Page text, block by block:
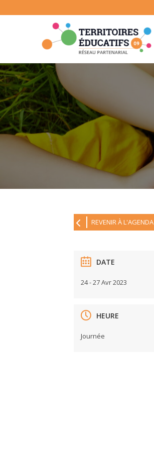
to
REVENIR À L'AGENDA
DATE
24 - 27 Avr 2023
HEURE
Journée